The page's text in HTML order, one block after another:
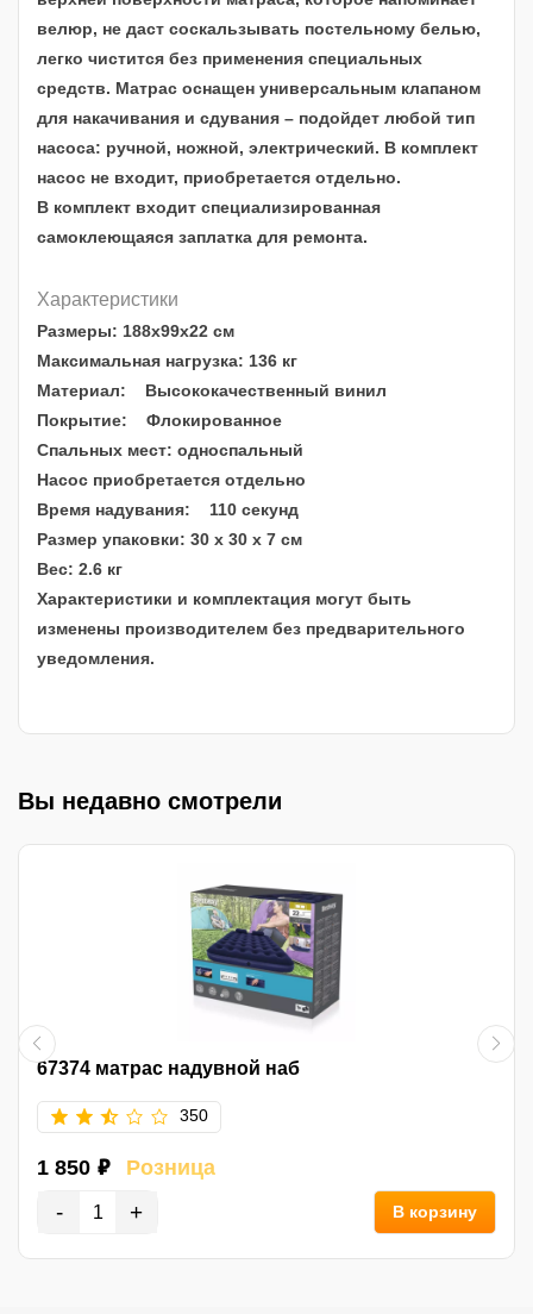
велюр, не даст соскальзывать постельному белью,
легко чистится без применения специальных
средств. Матрас оснащен универсальным клапаном
для накачивания и сдувания – подойдет любой тип
насоса: ручной, ножной, электрический. В комплект
насос не входит, приобретается отдельно.
В комплект входит специализированная
самоклеющаяся заплатка для ремонта.
Характеристики
Размеры: 188х99х22 см
Максимальная нагрузка: 136 кг
Материал: Высококачественный винил
Покрытие: Флокированное
Спальных мест: односпальный
Насос приобретается отдельно
Время надувания: 110 секунд
Размер упаковки: 30 х 30 х 7 см
Вес: 2.6 кг
Характеристики и комплектация могут быть
изменены производителем без предварительного
уведомления.
Вы недавно смотрели
67374 матрас надувной наб
350
1 850 ₽ Розница
- + В корзину